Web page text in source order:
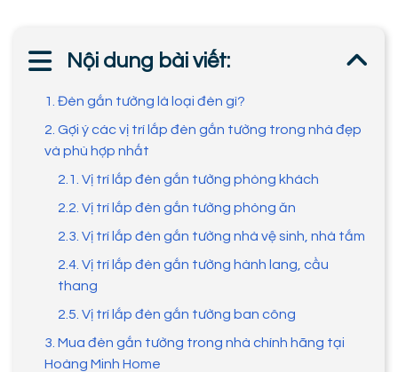
Nội dung bài viết:
1. Đèn gắn tường là loại đèn gì?
2. Gợi ý các vị trí lắp đèn gắn tường trong nhà đẹp
và phù hợp nhất
2.1. Vị trí lắp đèn gắn tường phòng khách
2.2. Vị trí lắp đèn gắn tường phòng ăn
2.3. Vị trí lắp đèn gắn tường nhà vệ sinh, nhà tắm
2.4. Vị trí lắp đèn gắn tường hành lang, cầu
thang
2.5. Vị trí lắp đèn gắn tường ban công
3. Mua đèn gắn tường trong nhà chính hãng tại
Hoàng Minh Home